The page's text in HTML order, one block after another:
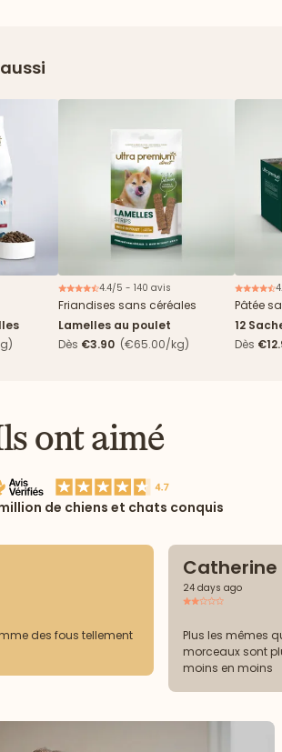
4.4/5 - 140 avis
Friandises sans céréales
Lamelles au poulet
Dès €3.90 (€65.00/kg)
Pâtée
12
Dès
ont aimé
million de chiens et chats conquis
des fous tellement
Catherine
24 days ago
Plus les mêmes
morceaux sont
moins en moins